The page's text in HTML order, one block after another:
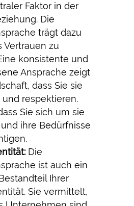
Faktor in der
Die
trägt dazu
Vertrauen zu
konsistente und
Ansprache zeigt
dass Sie sie
respektieren.
Sie sich um sie
ihre Bedürfnisse
Die
ist auch ein
Ihrer
Sie vermittelt,